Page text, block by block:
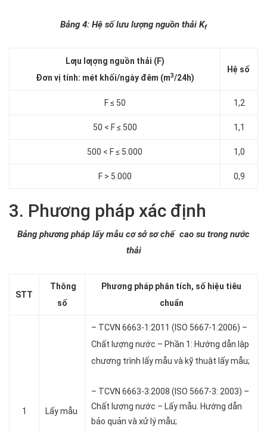
Bảng 4: Hệ số lưu lượng nguồn thải Kf
Lƣu lƣợng nguồn thải (F)
Đơn vị tính: mét khối/ngày đêm (m3/24h)
Hệ số
F ≤ 50 1,2
50 < F ≤ 500 1,1
500 < F ≤ 5.000 1,0
F > 5.000 0,9
3. Phương pháp xác định
Bảng phương pháp lấy mẫu cơ sở sơ chế cao su trong nước
thải
STT
Thông
số
Phương pháp phân tích, số hiệu tiêu
chuẩn
1 Lấy mẫu
– TCVN 6663-1:2011 (ISO 5667-1:2006) –
Chất lượng nước – Phần 1: Hướng dẫn lập
chương trình lấy mẫu và kỹ thuật lấy mẫu;
– TCVN 6663-3:2008 (ISO 5667-3: 2003) –
Chất lượng nước – Lấy mẫu. Hướng dẫn
bảo quản và xử lý mẫu;